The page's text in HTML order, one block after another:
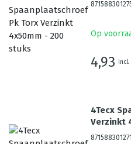
Op
4,93 incl.
4Tecx
Verzinkt